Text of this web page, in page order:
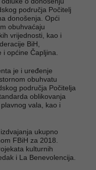
područja Počitelj
donošenja. Opći
obuhvaćaju
vrijednosti, kao i
BiH,
općine Čapljina.
je i uređenje
obuhvatu
područja Počitelja
oblikovanja
vala, kao i
ukupno
FBiH za 2018.
kulturnih
i La Benevolencija.